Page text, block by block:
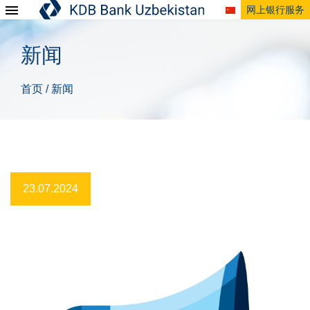
网上银行服务
新闻
首页 / 新闻
23.07.2024